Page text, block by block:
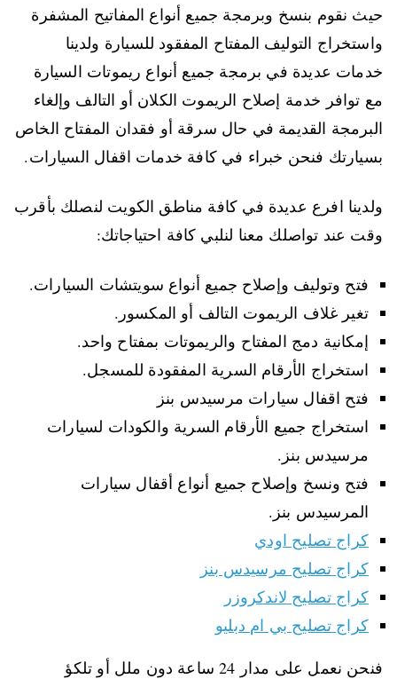
حيث نقوم بنسخ وبرمجة جميع أنواع المفاتيح المشفرة
واستخراج التوليف المفتاح المفقود للسيارة ولدينا
خدمات عديدة في برمجة جميع أنواع ريموتات السيارة
مع توافر خدمة إصلاح الريموت الكلان أو التالف وإلغاء
البرمجة القديمة في حال سرقة أو فقدان المفتاح الخاص
بسيارتك فنحن خبراء في كافة خدمات اقفال السيارات.
ولدينا افرع عديدة في كافة مناطق الكويت لنصلك بأقرب
وقت عند تواصلك معنا لنلبي كافة احتياجاتك:
فتح وتوليف وإصلاح جميع أنواع سويتشات السيارات.
تغير غلاف الريموت التالف أو المكسور.
إمكانية دمج المفتاح والريموتات بمفتاح واحد.
استخراج الأرقام السرية المفقودة للمسجل.
فتح اقفال سيارات مرسيدس بنز
استخراج جميع الأرقام السرية والكودات لسيارات
مرسيدس بنز.
فتح ونسخ وإصلاح جميع أنواع أقفال سيارات
المرسيدس بنز.
كراج تصليح اودي
كراج تصليح مرسيدس بنز
كراج تصليح لاندكروزر
كراج تصليح بي ام دبليو
فنحن نعمل على مدار 24 ساعة دون ملل أو تلكؤ